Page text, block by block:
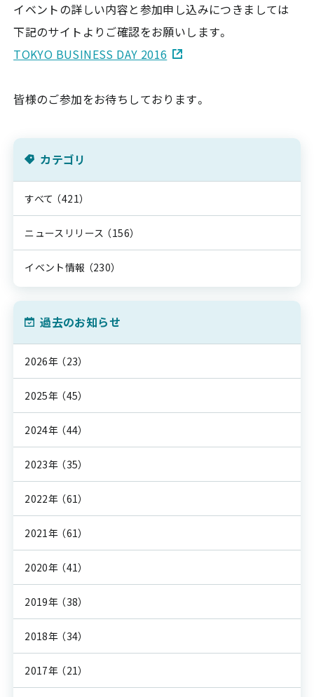
イベントの詳しい内容と参加申し込みにつきましては
下記のサイトよりご確認をお願いします。
TOKYO BUSINESS DAY 2016
皆様のご参加をお待ちしております。
カテゴリ
すべて （421）
ニュースリリース （156）
イベント情報 （230）
過去のお知らせ
2026年 （23）
2025年 （45）
2024年 （44）
2023年 （35）
2022年 （61）
2021年 （61）
2020年 （41）
2019年 （38）
2018年 （34）
2017年 （21）